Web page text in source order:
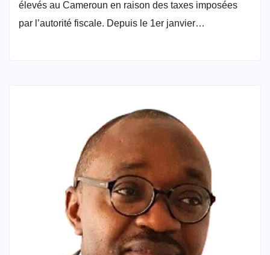
élevés au Cameroun en raison des taxes imposées
par l’autorité fiscale. Depuis le 1er janvier…